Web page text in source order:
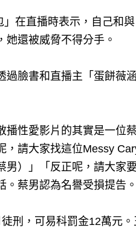
在直播時表示，自己和
她還被威脅不得分手。
過臉書和直播主「蛋餅薇
播性愛影片的其實是一位
，請大家找這位Messy
男）」「反正呢，請大家
蔡男認為名譽受損提告。
刑，可易科罰金12萬元